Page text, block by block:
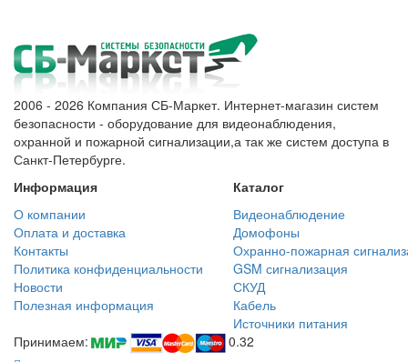
2006 - 2026 Компания СБ-Маркет. Интернет-магазин систем
безопасности - оборудование для видеонаблюдения,
охранной и пожарной сигнализации,а так же систем доступа в
Санкт-Петербурге.
Информация
Каталог
О компании
Видеонаблюдение
Оплата и доставка
Домофоны
Контакты
Охранно-пожарная
Политика конфиденциальности
GSM сигнализация
Новости
СКУД
Полезная информация
Кабель
Источники питания
Принимаем:
0.32